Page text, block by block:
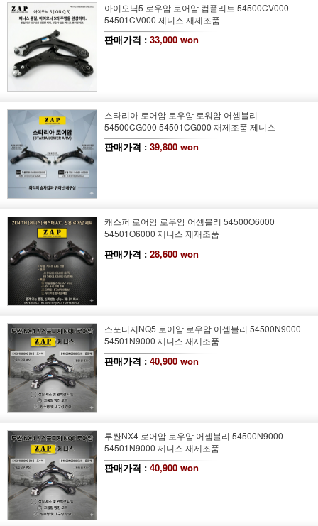
아이오닉5 로우암 로어암 컴플리트 54500CV000
54501CV000 제니스 재제조품
판매가격 : 33,000 won
스타리아 로어암 로우암 로워암 어셈블리
54500CG000 54501CG000 재제조품 제니스
판매가격 : 39,800 won
캐스퍼 로어암 로우암 어셈블리 54500O6000
54501O6000 제니스 제재조품
판매가격 : 28,600 won
스포티지NQ5 로어암 로우암 어셈블리 54500N9000
54501N9000 제니스 재제조품
판매가격 : 40,900 won
투싼NX4 로어암 로우암 어셈블리 54500N9000
54501N9000 제니스 재제조품
판매가격 : 40,900 won